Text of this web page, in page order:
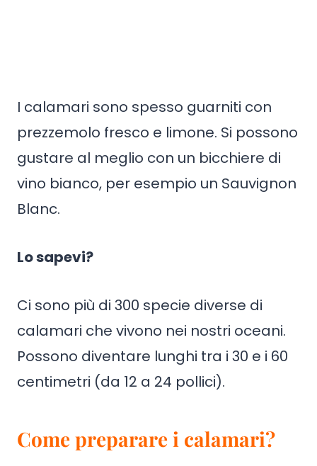
I calamari sono spesso guarniti con
prezzemolo fresco e limone. Si possono
gustare al meglio con un bicchiere di
vino bianco, per esempio un Sauvignon
Blanc.
Lo sapevi?
Ci sono più di 300 specie diverse di
calamari che vivono nei nostri oceani.
Possono diventare lunghi tra i 30 e i 60
centimetri (da 12 a 24 pollici).
Come preparare i calamari?